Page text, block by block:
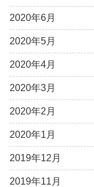
2020年6月
2020年5月
2020年4月
2020年3月
2020年2月
2020年1月
2019年12月
2019年11月